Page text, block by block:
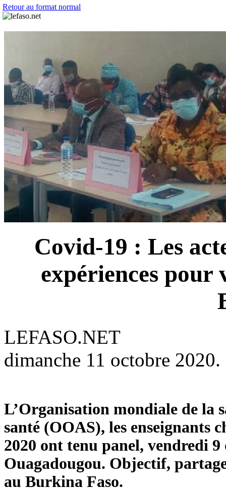
Retour au format normal
Covid-19 : Les
expériences pour
LEFASO.NET
dimanche 11 octobre 2020.
L’Organisation mondiale de la
santé (OOAS), les enseignants
2020 ont tenu panel, vendredi
Ouagadougou. Objectif,
au Burkina Faso.